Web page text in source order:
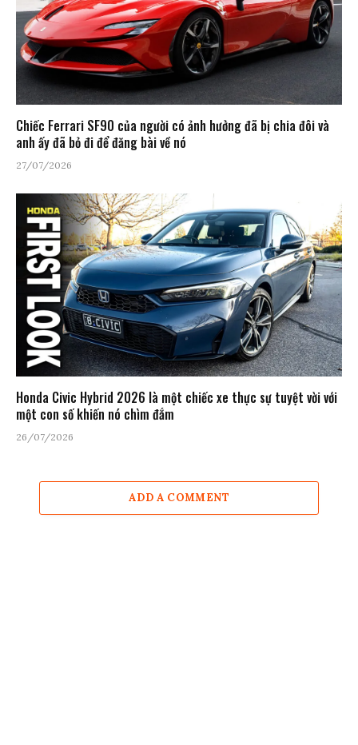
Chiếc Ferrari SF90 của người có ảnh hưởng đã bị chia đôi và
anh ấy đã bỏ đi để đăng bài về nó
27/07/2026
Honda Civic Hybrid 2026 là một chiếc xe thực sự tuyệt vời với
một con số khiến nó chìm đắm
26/07/2026
ADD A COMMENT